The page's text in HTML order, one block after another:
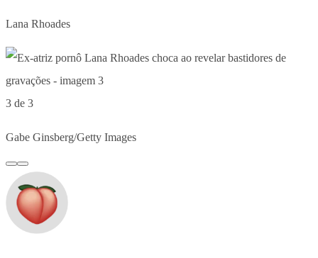
Lana Rhoades
3 de 3
Gabe Ginsberg/Getty Images